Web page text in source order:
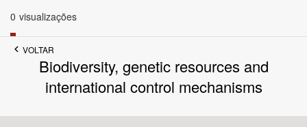
0 visualizações
VOLTAR
Biodiversity, genetic resources and
international control mechanisms